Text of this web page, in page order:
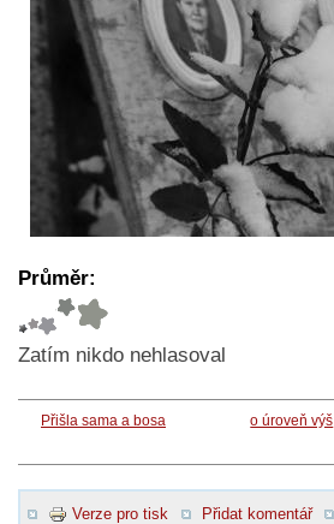
Průměr:
Zatím nikdo nehlasoval
Přišla sama a bosa o úroveň výš
Verze pro tisk Přidat komentář